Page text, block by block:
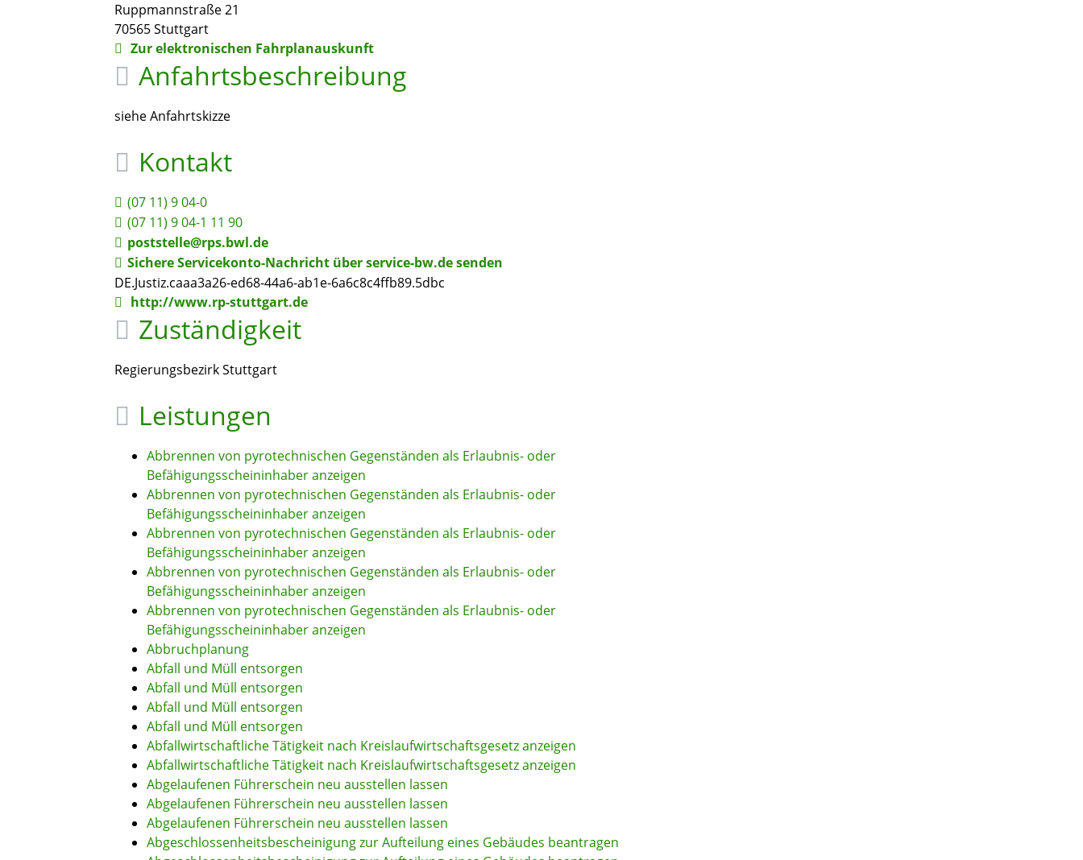
Ruppmannstraße 21
70565Stuttgart
Zur elektronischen Fahrplanauskunft
Anfahrtsbeschreibung
siehe Anfahrtskizze
Kontakt
(07 11) 9 04-0
(07 11) 9 04-1 11 90
poststelle@rps.bwl.de
Sichere Servicekonto-Nachricht über service-bw.de senden
DE.Justiz.caaa3a26-ed68-44a6-ab1e-6a6c8c4ffb89.5dbc
http://www.rp-stuttgart.de
Zuständigkeit
Regierungsbezirk Stuttgart
Leistungen
Abbrennen von pyrotechnischen Gegenständen als Erlaubnis- oder
Befähigungsscheininhaber anzeigen
Abbrennen von pyrotechnischen Gegenständen als Erlaubnis- oder
Befähigungsscheininhaber anzeigen
Abbrennen von pyrotechnischen Gegenständen als Erlaubnis- oder
Befähigungsscheininhaber anzeigen
Abbrennen von pyrotechnischen Gegenständen als Erlaubnis- oder
Befähigungsscheininhaber anzeigen
Abbrennen von pyrotechnischen Gegenständen als Erlaubnis- oder
Befähigungsscheininhaber anzeigen
Abbruchplanung
Abfall und Müll entsorgen
Abfall und Müll entsorgen
Abfall und Müll entsorgen
Abfall und Müll entsorgen
Abfallwirtschaftliche Tätigkeit nach Kreislaufwirtschaftsgesetz anzeigen
Abfallwirtschaftliche Tätigkeit nach Kreislaufwirtschaftsgesetz anzeigen
Abgelaufenen Führerschein neu ausstellen lassen
Abgelaufenen Führerschein neu ausstellen lassen
Abgelaufenen Führerschein neu ausstellen lassen
Abgeschlossenheitsbescheinigung zur Aufteilung eines Gebäudes beantragen